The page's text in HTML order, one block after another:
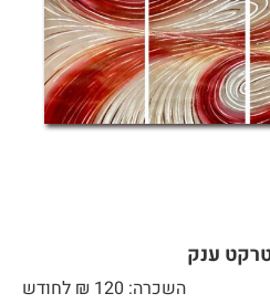
ענק
השכרה: 120 ₪ לחודש